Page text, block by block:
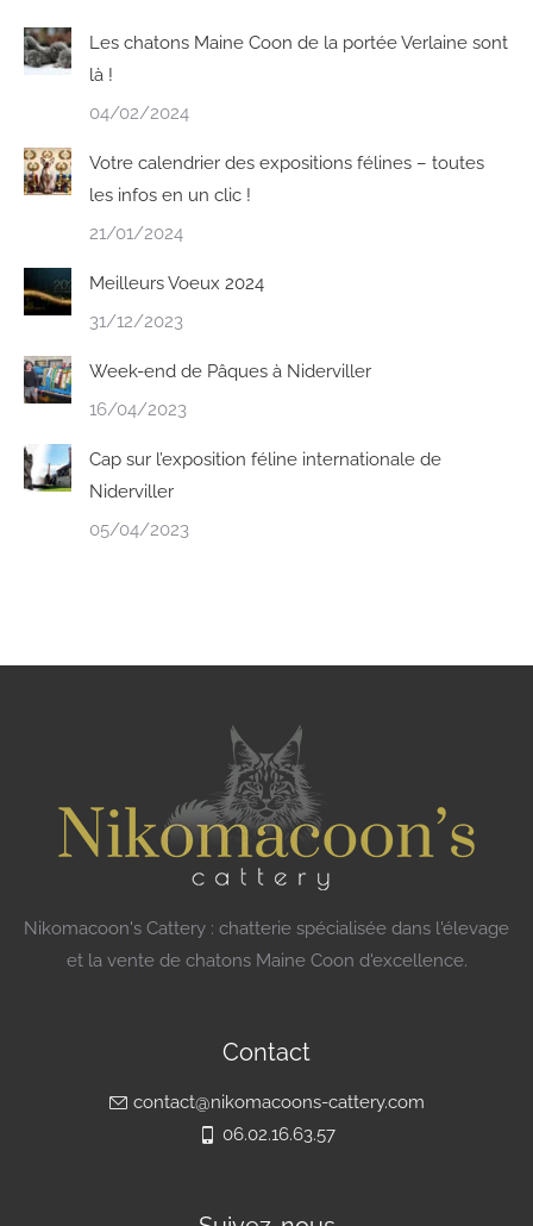
Les chatons Maine Coon de la portée Verlaine sont
là !
04/02/2024
Votre calendrier des expositions félines – toutes
les infos en un clic !
21/01/2024
Meilleurs Voeux 2024
31/12/2023
Week-end de Pâques à Niderviller
16/04/2023
Cap sur l’exposition féline internationale de
Niderviller
05/04/2023
Nikomacoon's Cattery : chatterie spécialisée dans l'élevage
et la vente de chatons Maine Coon d'excellence.
Contact
contact@nikomacoons-cattery.com
06.02.16.63.57